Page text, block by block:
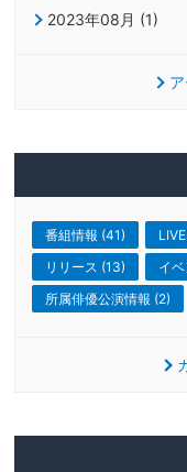
2023年08月 (1)
番組情報 (41)
リリース (13)
イ
所属俳優公演情報 (2)